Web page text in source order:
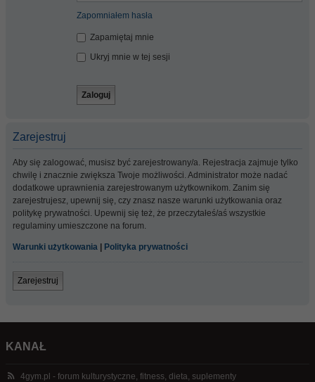
Zapomniałem hasła
Zapamiętaj mnie
Ukryj mnie w tej sesji
Zarejestruj
Aby się zalogować, musisz być zarejestrowany/a. Rejestracja zajmuje tylko
chwilę i znacznie zwiększa Twoje możliwości. Administrator może nadać
dodatkowe uprawnienia zarejestrowanym użytkownikom. Zanim się
zarejestrujesz, upewnij się, czy znasz nasze warunki użytkowania oraz
politykę prywatności. Upewnij się też, że przeczytałeś/aś wszystkie
regulaminy umieszczone na forum.
Warunki użytkowania Polityka prywatności
Zarejestruj
KANAŁ
4gym.pl - forum kulturystyczne, fitness, dieta, suplementy